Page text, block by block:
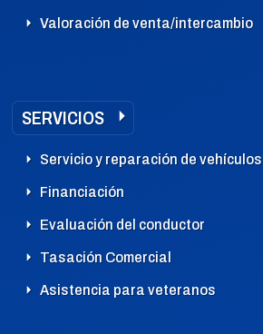
Valoración de venta/intercambio
SERVICIOS
Servicio y reparación de vehículos
Financiación
Evaluación del conductor
Tasación Comercial
Asistencia para veteranos